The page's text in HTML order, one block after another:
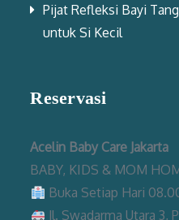
Pijat Refleksi Bayi
untuk Si Kecil
Reservasi
Acelin Baby Care Jakarta
BABY, KIDS & MOM
Buka Setiap Hari
Jl. Swadarma Utara 3,